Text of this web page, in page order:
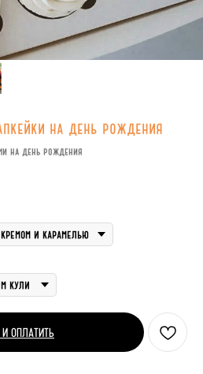
на день рождения
на день рождения
ОПЛАТИТЬ